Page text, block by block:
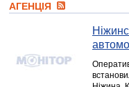
АГЕНЦIЯ